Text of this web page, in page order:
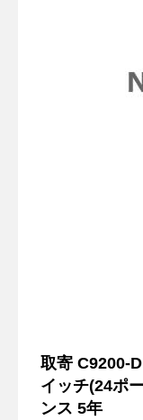
取寄 C9200-
イッチ(24ポ
ンス 5年